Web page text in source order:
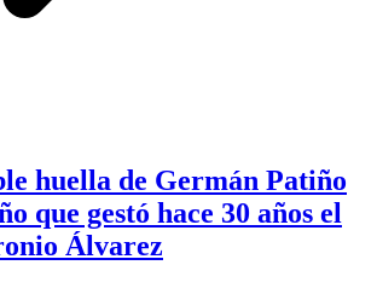
huella de Germán Patiño
que gestó hace 30 años el
Álvarez